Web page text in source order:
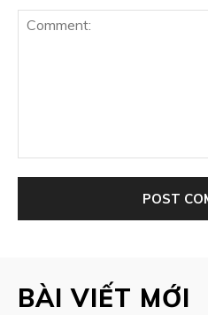
BÀI VIẾT MỚI